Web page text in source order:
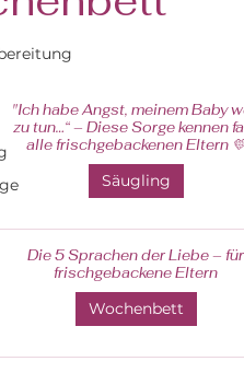
"Ich habe Angst, meinem Baby
zu tun…“ – Diese Sorge kennen
alle frischgebackenen Eltern 💛
Säugling
Die 5 Sprachen der Liebe – für
frischgebackene Eltern
Wochenbett